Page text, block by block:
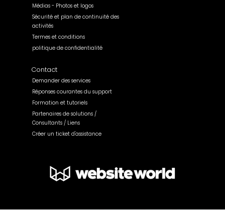
Médias - Photos et logos
Sécurité et plan de continuité des
activités
Termes et conditions
politique de confidentialité
Contact
Demander des services
Réponses courantes du support
Formation et tutoriels
Partenaires de solutions /
Consultants / Liens
Créer un ticket d'assistance